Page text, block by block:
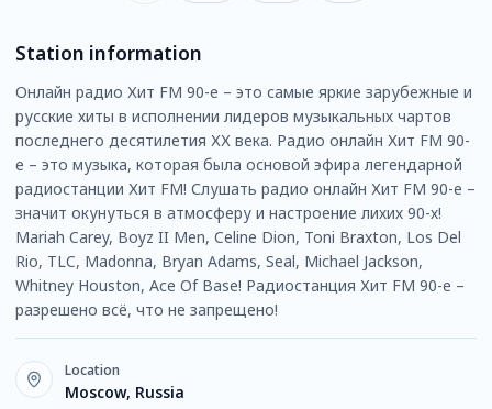
Station information
Онлайн радио Хит FM 90-е – это самые яркие зарубежные и
русские хиты в исполнении лидеров музыкальных чартов
последнего десятилетия ХХ века. Радио онлайн Хит FM 90-
е – это музыка, которая была основой эфира легендарной
радиостанции Хит FM! Слушать радио онлайн Хит FM 90-е –
значит окунуться в атмосферу и настроение лихих 90-х!
Mariah Carey, Boyz II Men, Celine Dion, Toni Braxton, Los Del
Rio, TLC, Madonna, Bryan Adams, Seal, Michael Jackson,
Whitney Houston, Ace Of Base! Радиостанция Хит FM 90-е –
разрешено всё, что не запрещено!
Location
Moscow, Russia